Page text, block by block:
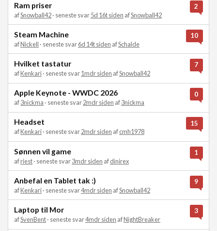
Ram priser
afSnowball42· seneste svar5d 16t siden afSnowball42
2
Steam Machine
afNickell · seneste svar6d 14t siden afSchalde
10
Hvilket tastatur
afKenkari· seneste svar1mdr siden afSnowball42
7
Apple Keynote - WWDC 2026
af3nickma · seneste svar2mdr siden af3nickma
0
Headset
afKenkari· seneste svar2mdr siden afcmh1978
15
Sønnen vil game
afriest· seneste svar3mdr siden afdinirex
1
Anbefal en Tablet tak :)
afKenkari· seneste svar4mdr siden afSnowball42
9
Laptop til Mor
afSvenBent· seneste svar4mdr siden afNightBreaker
3